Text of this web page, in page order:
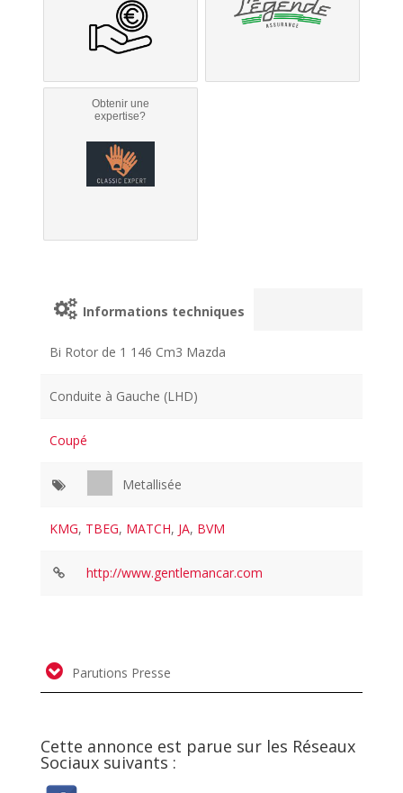
Obtenir une
expertise?
Informations techniques
Bi Rotor de 1 146 Cm3 Mazda
Conduite à Gauche (LHD)
Coupé
Metallisée
KMG, TBEG, MATCH, JA, BVM
http://www.gentlemancar.com
Parutions Presse
Cette annonce est parue sur les Réseaux
Sociaux suivants :